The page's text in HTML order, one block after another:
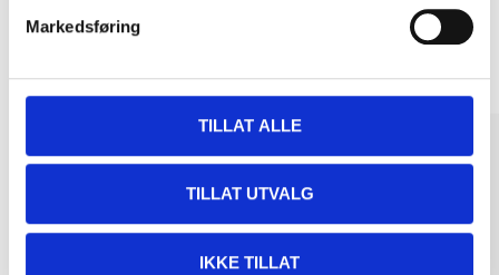
Markedsføring
TILLAT ALLE
TILLAT UTVALG
IKKE TILLAT
Other customers also bought